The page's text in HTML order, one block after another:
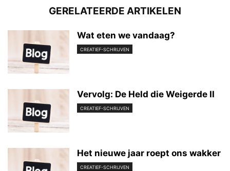
GERELATEERDE ARTIKELEN
Wat eten we vandaag?
CREATIEF-SCHRIJVEN
Vervolg: De Held die Weigerde II
CREATIEF-SCHRIJVEN
Het nieuwe jaar roept ons wakker
CREATIEF-SCHRIJVEN